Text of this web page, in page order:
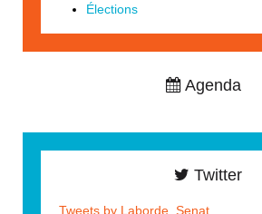
Élections
Agenda
Twitter
Tweets by Laborde_Senat